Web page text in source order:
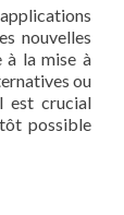
nouvelles
à la mise à
ou
est crucial
possible